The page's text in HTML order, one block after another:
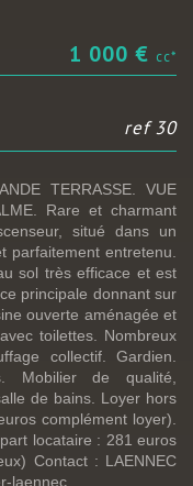
1 000 € cc*
ref 30
TERRASSE. VUE
Rare et charmant
situé dans un
parfaitement entretenu.
sol très efficace et est
principale donnant sur
ouverte aménagée et
toilettes. Nombreux
collectif. Gardien.
Mobilier de qualité,
de bains. Loyer hors
complément loyer).
locataire : 281 euros
Contact : LAENNEC
laennec